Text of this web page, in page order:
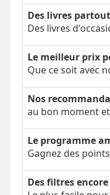
Des livres partout
Des livres
Le meilleur prix
Que ce soit avec
Nos
au bon moment
Le programme
Gagnez des
Des filtres